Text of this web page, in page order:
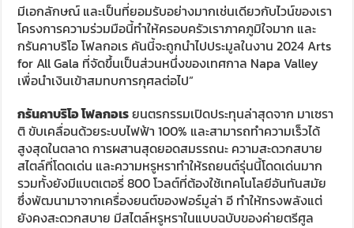
มีเอกลักษณ์ และเป็นที่ยอมรับอย่างมากเช่นเดียวกับไวน์ของเรา
โครงการความร่วมมือนี้ทำให้ครอบครัวเราภาคภูมิใจมาก และ
กรันคาบริโอ โฟลกอเร คันนี้จะถูกนำไปประมูลในงาน 2024 Arts
for All Gala ที่จัดขึ้นเป็นส่วนหนึ่งของเทศกาล Napa Valley
เพื่อนำเงินเข้าสมทบการกุศลต่อไป”
กรันคาบริโอ โฟลกอเรยนตรกรรมเปิดประทุนล่าสุดจาก มาเซรา
ติ ขับเคลื่อนด้วยระบบไฟฟ้า 100% และสามารถทำความเร็วได้
สูงสุดในตลาด การผสานสุดยอดสมรรถนะ ความสะดวกสบาย
สไตล์ที่โดดเด่น และความหรูหราทำให้รถยนต์รุ่นนี้โดดเด่นมาก
รวมทั้งยังมีแบตเตอรี่ 800 โวลต์ที่ต้องใช้เทคโนโลยีอันทันสมัย
ซึ่งพัฒนามาจากเครื่องยนต์ของฟอร์มูล่า อี ทำให้ทรงพลังแต่
ยังคงสะดวกสบาย มีสไตล์หรูหราในแบบฉบับของค่ายตรีศูล